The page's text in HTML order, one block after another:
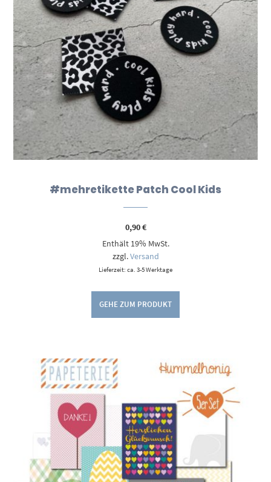
#mehretikette Patch Cool Kids
0,90€
Enthält 19% MwSt.
zzgl.Versand
Lieferzeit: ca. 3-5 Werktage
GEHE ZUM PRODUKT